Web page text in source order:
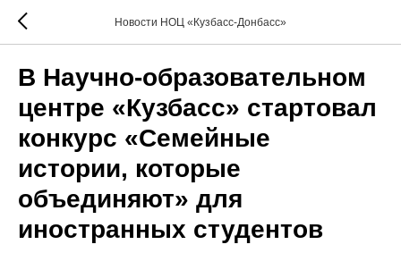
Новости НОЦ «Кузбасс-Донбасс»
В Научно-образовательном
центре «Кузбасс» стартовал
конкурс «Семейные
истории, которые
объединяют» для
иностранных студентов